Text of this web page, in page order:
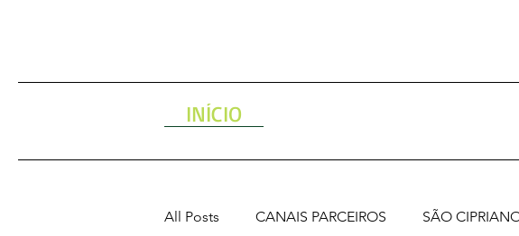
INÍCIO
All Posts CANAIS PARCEIROS SÃO